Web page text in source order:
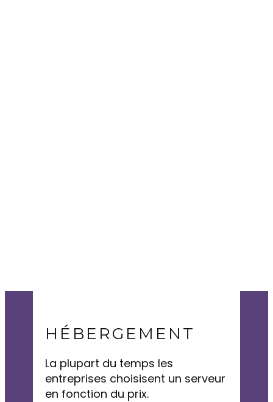
HÉBERGEMENT
La plupart du temps les
entreprises choisisent un serveur
en fonction du prix.